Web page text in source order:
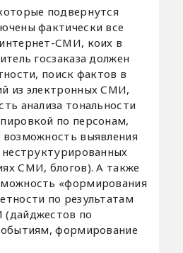
подвернутся
фактически все
СМИ, коих в
госзаказа должен
поиск фактов в
из электронных СМИ,
анализа тональности
по персонам,
выявления
СМИ, блогов). А также
«формирования
по результатам
по
формирование